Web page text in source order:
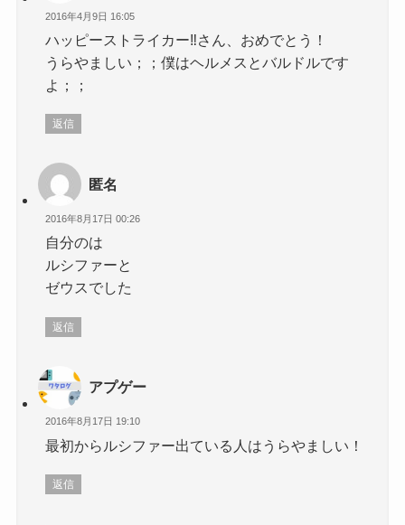
2016年4月9日 16:05
ハッピーストライカー‼さん、おめでとう！
うらやましい；；僕はヘルメスとバルドルです
よ；；
返信
匿名
2016年8月17日 00:26
自分のは
ルシファーと
ゼウスでした
返信
アプゲー
2016年8月17日 19:10
最初からルシファー出ている人はうらやましい！
返信